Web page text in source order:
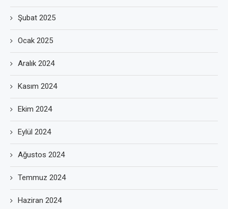
Şubat 2025
Ocak 2025
Aralık 2024
Kasım 2024
Ekim 2024
Eylül 2024
Ağustos 2024
Temmuz 2024
Haziran 2024